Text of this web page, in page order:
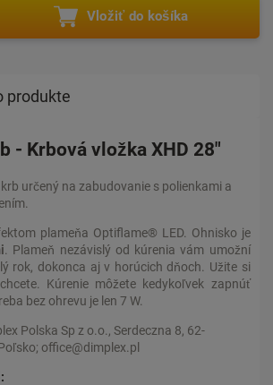
Vložiť do košíka
produkte
- Krbová vložka XHD 28"
určený na zabudovanie s polienkami a
plameňa Optiflame® LED. Ohnisko je
. Plameň nezávislý od kúrenia vám umožní
rok, dokonca aj v horúcich dňoch. Užite si
Kúrenie môžete kedykoľvek zapnúť
bez ohrevu je len 7 W.
Polska Sp z o.o., Serdeczna 8, 62-
office@dimplex.pl